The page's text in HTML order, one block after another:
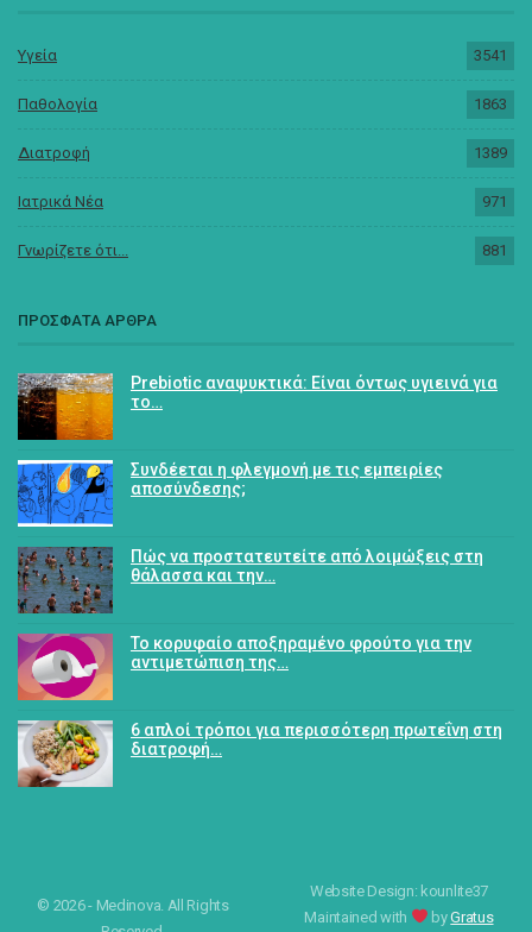
Υγεία 3541
Παθολογία 1863
Διατροφή 1389
Ιατρικά Νέα 971
Γνωρίζετε ότι... 881
ΠΡΟΣΦΑΤΑ ΑΡΘΡΑ
Prebiotic αναψυκτικά: Είναι όντως υγιεινά για
το…
Συνδέεται η φλεγμονή με τις εμπειρίες
αποσύνδεσης;
Πώς να προστατευτείτε από λοιμώξεις στη
θάλασσα και την…
Το κορυφαίο αποξηραμένο φρούτο για την
αντιμετώπιση της…
6 απλοί τρόποι για περισσότερη πρωτεΐνη στη
διατροφή…
© 2026 - Medinova. All Rights
Website Design: kounlite37
Maintained with
byGratus